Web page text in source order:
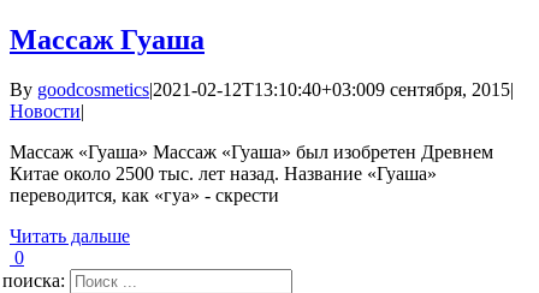
Массаж Гуаша
By goodcosmetics|2021-02-12T13:10:40+03:009 сентября, 2015|
Новости|
Массаж «Гуаша» Массаж «Гуаша» был изобретен Древнем
Китае около 2500 тыс. лет назад. Название «Гуаша»
переводится, как «гуа» - скрести
Читать дальше
0
поиска: